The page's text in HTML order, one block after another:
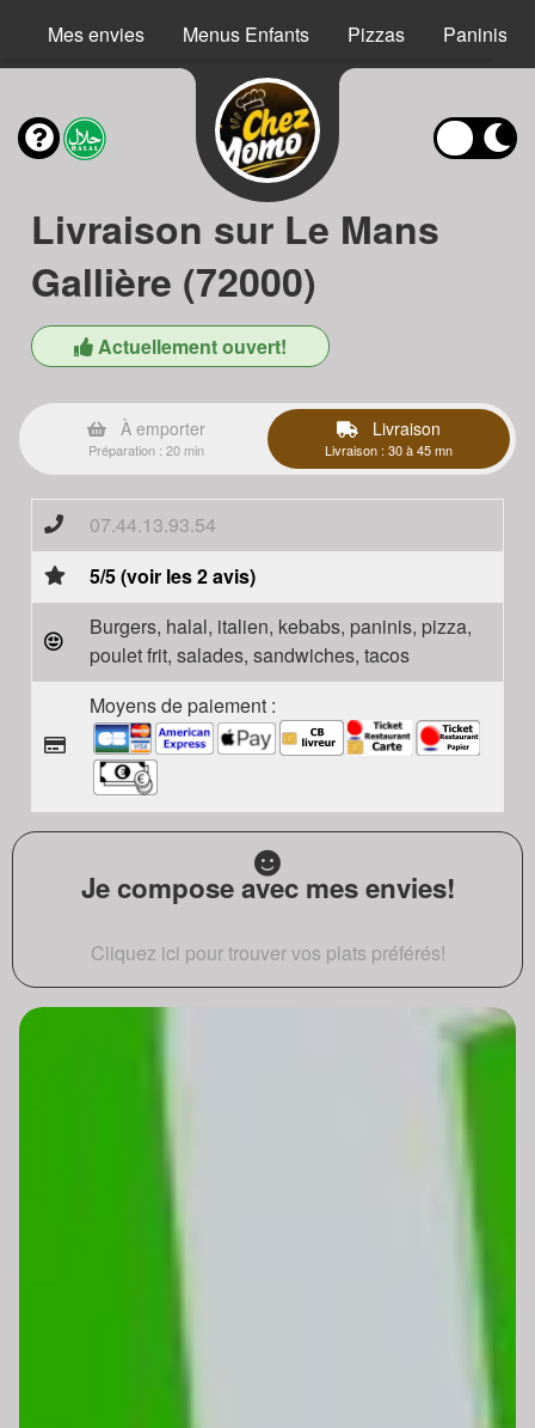
Mes envies Menus Enfants Pizzas Paninis
Livraison sur Le Mans
Gallière (72000)
Actuellement ouvert!
À emporter
Préparation : 20 min
Livraison
Livraison : 30 à 45 mn
07.44.13.93.54
5/5 (voir les 2 avis)
Burgers, halal, italien, kebabs, paninis, pizza,
poulet frit, salades, sandwiches, tacos
Moyens de paiement :
Je compose avec mes envies!
Cliquez ici pour trouver vos plats préférés!